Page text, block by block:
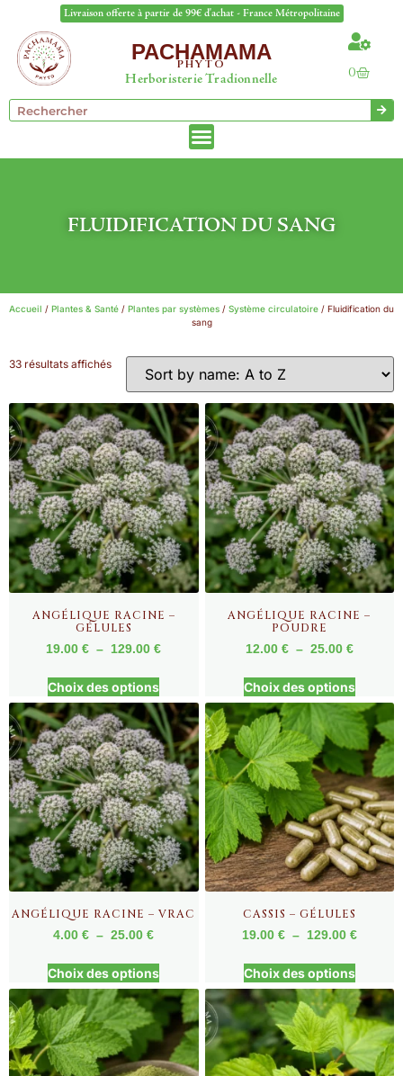
Livraison offerte à partir de 99€ d'achat - France Métropolitaine
PACHAMAMA
PHYTO
Herboristerie Tradionnelle 0
FLUIDIFICATION DU SANG
Accueil / Plantes & Santé / Plantes par systèmes / Système circulatoire / Fluidification du
sang
33 résultats affichés
ANGÉLIQUE RACINE –
GÉLULES
19.00€ – 129.00€
Choix des options
ANGÉLIQUE RACINE –
POUDRE
12.00 € – 25.00 €
Choix des options
ANGÉLIQUE RACINE – VRAC
4.00€ – 25.00€
Choix des options
CASSIS – GÉLULES
19.00 € – 129.00 €
Choix des options